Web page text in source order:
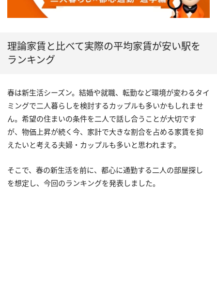
理論家賃と比べて実際の平均家賃が安い駅を
ランキング
春は新生活シーズン。結婚や就職、転勤など環境が変わるタイ
ミングで二人暮らしを検討するカップルも多いかもしれませ
ん。希望の住まいの条件を二人で話し合うことが大切です
が、物価上昇が続く今、家計で大きな割合を占める家賃を抑
えたいと考える夫婦・カップルも多いと思われます。
そこで、春の新生活を前に、都心に通勤する二人の部屋探し
を想定し、今回のランキングを発表しました。